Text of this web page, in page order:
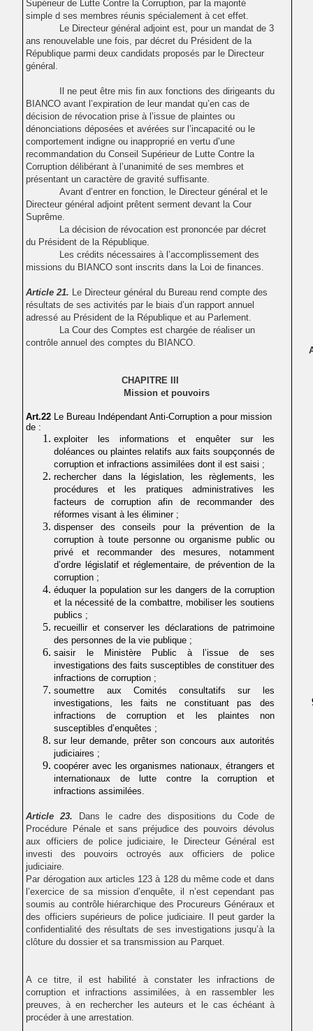
Supérieur de Lutte Contre la Corruption, par la majorité
simple d ses membres réunis spécialement à cet effet.
Le Directeur général adjoint est, pour un mandat de 3
ans renouvelable une fois, par décret du Président de la
République parmi deux candidats proposés par le Directeur
général.
Il ne peut être mis fin aux fonctions des dirigeants du
BIANCO avant l’expiration de leur mandat qu’en cas de
décision de révocation prise à l’issue de plaintes ou
dénonciations déposées et avérées sur l’incapacité ou le
comportement indigne ou inapproprié en vertu d’une
recommandation du Conseil Supérieur de Lutte Contre la
Corruption délibérant à l’unanimité de ses membres et
présentant un caractère de gravité suffisante.
Avant d’entrer en fonction, le Directeur général et le
Directeur général adjoint prêtent serment devant la Cour
Suprême.
La décision de révocation est prononcée par décret
du Président de la République.
Les crédits nécessaires à l’accomplissement des
missions du BIANCO sont inscrits dans la Loi de finances.
Article 21. Le Directeur général du Bureau rend compte des
résultats de ses activités par le biais d’un rapport annuel
adressé au Président de la République et au Parlement.
La Cour des Comptes est chargée de réaliser un
contrôle annuel des comptes du BIANCO.
CHAPITRE III
Mission et pouvoirs
Art.22 Le Bureau Indépendant Anti-Corruption a pour mission
de :
exploiter les informations et enquêter sur les
doléances ou plaintes relatifs aux faits soupçonnés de
corruption et infractions assimilées dont il est saisi ;
rechercher dans la législation, les règlements, les
procédures et les pratiques administratives les
facteurs de corruption afin de recommander des
réformes visant à les éliminer ;
dispenser des conseils pour la prévention de la
corruption à toute personne ou organisme public ou
privé et recommander des mesures, notamment
d’ordre législatif et réglementaire, de prévention de la
corruption ;
éduquer la population sur les dangers de la corruption
et la nécessité de la combattre, mobiliser les soutiens
publics ;
recueillir et conserver les déclarations de patrimoine
des personnes de la vie publique ;
saisir le Ministère Public à l’issue de ses
investigations des faits susceptibles de constituer des
infractions de corruption ;
soumettre aux Comités consultatifs sur les
investigations, les faits ne constituant pas des
infractions de corruption et les plaintes non
susceptibles d’enquêtes ;
sur leur demande, prêter son concours aux autorités
judiciaires ;
coopérer avec les organismes nationaux, étrangers et
internationaux de lutte contre la corruption et
infractions assimilées.
Article 23.
Dans le cadre des dispositions du Code de
Procédure Pénale et sans préjudice des pouvoirs dévolus
aux officiers de police judiciaire, le Directeur Général
est
investi des pouvoirs octroyés aux officiers de police
judiciaire.
Par dérogation aux articles 123 à 128 du même code et dans
l’exercice de sa mission d’enquête, il n’est cependant pas
soumis au contrôle hiérarchique des Procureurs Généraux et
des officiers supérieurs de police judiciaire. Il peut garder la
confidentialité des résultats de ses investigations jusqu’à la
clôture du dossier et sa transmission au Parquet.
A ce titre, il est habilité à constater les infractions de
corruption et infractions assimilées, à en rassembler les
preuves, à en rechercher les auteurs et le cas échéant à
procéder à une arrestation.